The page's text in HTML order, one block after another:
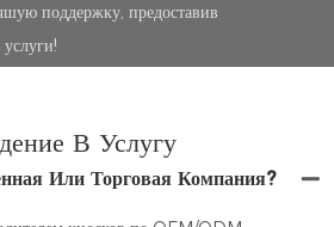
поддержку, предоставив
В Услугу
Или Торговая Компания?